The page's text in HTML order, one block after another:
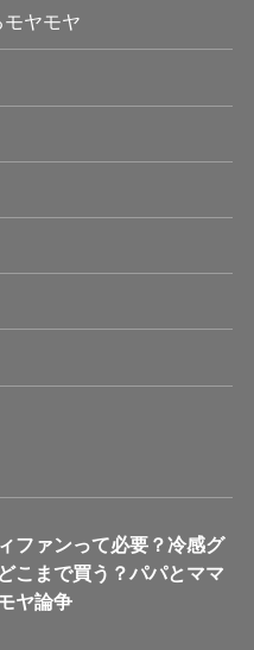
ヤモヤ
ファンって必要？冷感グ
こまで買う？パパとママ
ヤ論争